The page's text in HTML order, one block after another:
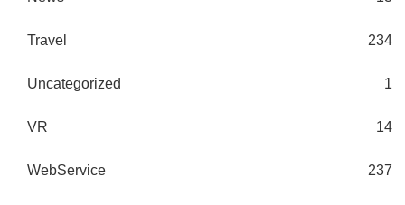
Travel 234
Uncategorized 1
VR 14
WebService 237